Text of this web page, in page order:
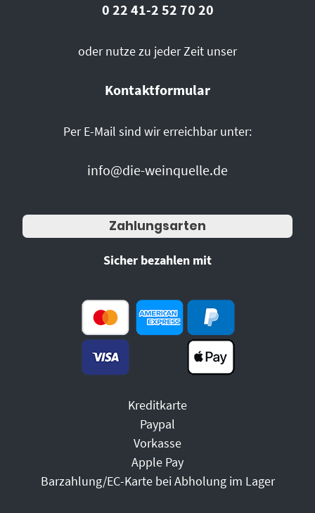
0 22 41-2 52 70 20
oder nutze zu jeder Zeit unser
Kontaktformular
Per E-Mail sind wir erreichbar unter:
info@die-weinquelle.de
Zahlungsarten
Sicher bezahlen mit
Kreditkarte
Paypal
Vorkasse
Apple Pay
Barzahlung/EC-Karte bei Abholung im Lager